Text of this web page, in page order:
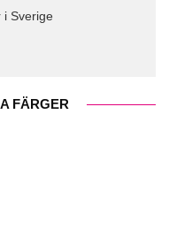
i Sverige
FÄRGER